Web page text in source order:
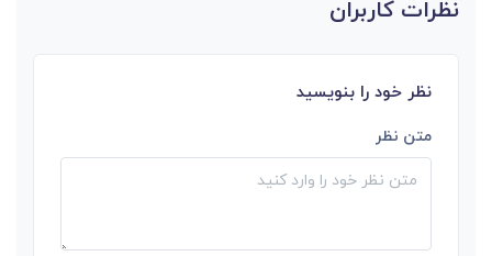
نظرات کاربران
نظر خود را بنویسید
متن نظر